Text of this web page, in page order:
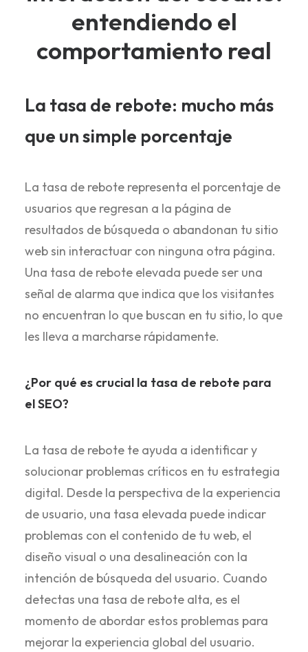
entendiendo el
comportamiento real
La tasa de rebote: mucho más
que un simple porcentaje
La tasa de rebote representa el porcentaje de
usuarios que regresan a la página de
resultados de búsqueda o abandonan tu sitio
web sin interactuar con ninguna otra página.
Una tasa de rebote elevada puede ser una
señal de alarma que indica que los visitantes
no encuentran lo que buscan en tu sitio, lo que
les lleva a marcharse rápidamente.
¿Por qué es crucial la tasa de rebote para
el SEO?
La tasa de rebote te ayuda a identificar y
solucionar problemas críticos en tu estrategia
digital. Desde la perspectiva de la experiencia
de usuario, una tasa elevada puede indicar
problemas con el contenido de tu web, el
diseño visual o una desalineación con la
intención de búsqueda del usuario. Cuando
detectas una tasa de rebote alta, es el
momento de abordar estos problemas para
mejorar la experiencia global del usuario.